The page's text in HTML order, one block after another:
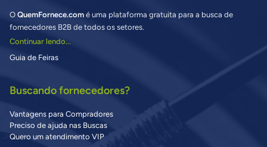
O QuemFornece.com é uma plataforma gratuita para a busca de
fornecedores B2B de todos os setores.
Continuar lendo...
Guia de Feiras
Buscando fornecedores?
Vantagens para Compradores
Preciso de ajuda nas Buscas
Quero um atendimento VIP